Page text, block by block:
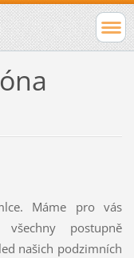
Máme pro vás
postupně
našich podzimních